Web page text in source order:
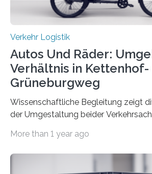
Verkehr Logistik
Autos Und Räder:
Verhältnis in Kettenhof-
Grüneburgweg
Wissenschaftliche Begleitung zeigt
der Umgestaltung beider
fördern sowie die Wohn- und
More than 1 year ago